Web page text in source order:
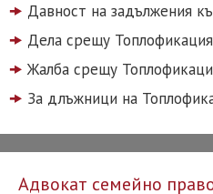
Давност на задължения
Дела срещу Топлофикация
Жалба срещу
За длъжници на
Адвокат семейно